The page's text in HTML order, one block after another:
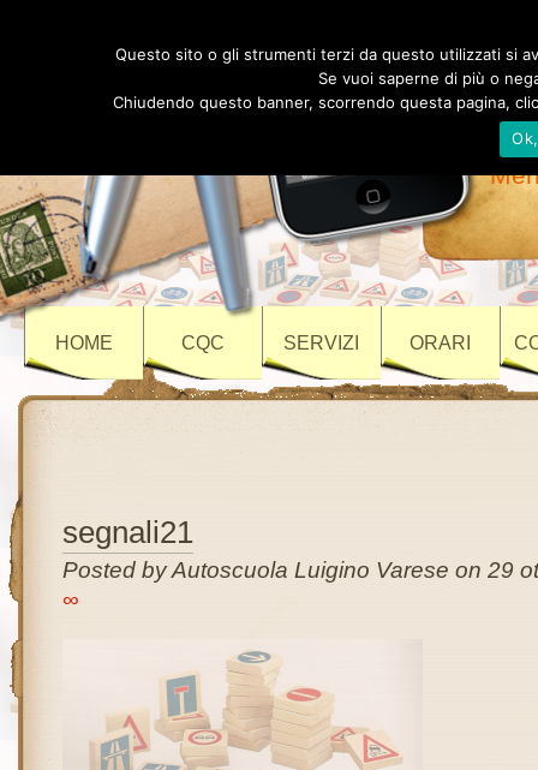
HOME CQC SERVIZI ORARI
segnali21
Posted by Autoscuola Luigino Varese on 29
∞
Questo sito o gli strumenti terzi da questo utilizzati si
Se vuoi saperne di più o
Chiudendo questo banner, scorrendo questa pagina,